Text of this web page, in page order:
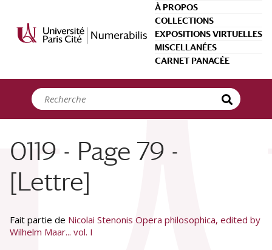
À PROPOS
COLLECTIONS
EXPOSITIONS VIRTUELLES
MISCELLANÉES
CARNET PANACÉE
0119 - Page 79 -
[Lettre]
Fait partie de Nicolai Stenonis Opera philosophica, edited by
Wilhelm Maar... vol. I